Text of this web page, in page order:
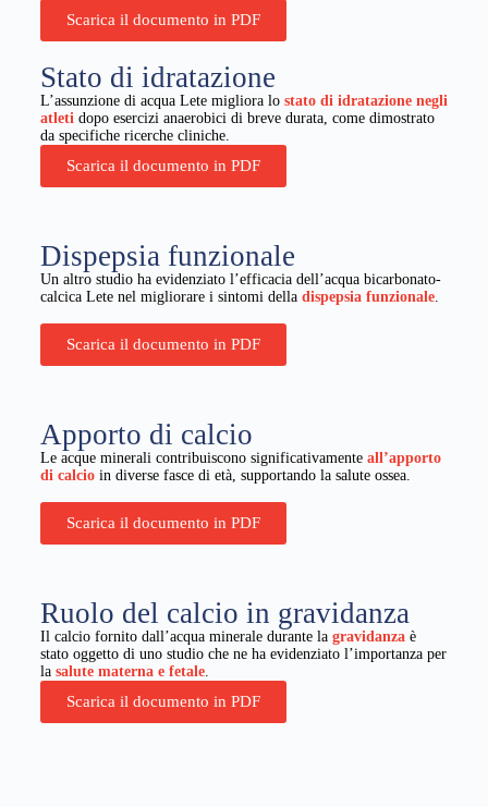
Scarica il documento in PDF
Stato di idratazione
L’assunzione di acqua Lete migliora lo stato di idratazione negli
atletidopo esercizi anaerobici di breve durata, come dimostrato
da specifiche ricerche cliniche.
Scarica il documento in PDF
Dispepsia funzionale
Un altro studio ha evidenziato l’efficacia dell’acqua bicarbonato-
calcica Lete nel migliorare i sintomi della dispepsia funzionale.
Scarica il documento in PDF
Apporto di calcio
Le acque minerali contribuiscono significativamente all’apporto
di calcioin diverse fasce di età, supportando la salute ossea.
Scarica il documento in PDF
Ruolo del calcio in gravidanza
Il calcio fornito dall’acqua minerale durante la gravidanzaè
stato oggetto di uno studio che ne ha evidenziato l’importanza per
la salute materna e fetale.
Scarica il documento in PDF